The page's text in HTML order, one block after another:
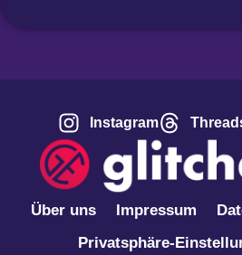
Instagram
Über uns Impressum
Privatsphäre-